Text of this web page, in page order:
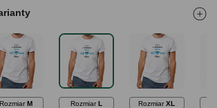
Rozmiar M Rozmiar L RozmiarXL